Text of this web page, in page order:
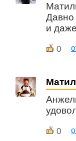
Давно
и
0
0